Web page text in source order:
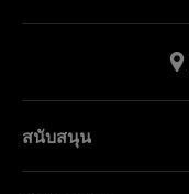
สนับสนุน